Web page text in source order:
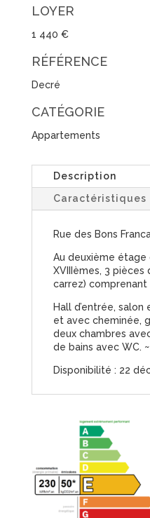
LOYER
1 440 €
RÉFÉRENCE
Decré
CATÉGORIE
Appartements
Description
Caractéristiques
Rue des Bons
Au deuxième étage
XVIIIèmes, 3 pièces
carrez) comprenant
Hall d’entrée,
et avec cheminée,
deux chambres
de bains avec WC.
Disponibilité : 22